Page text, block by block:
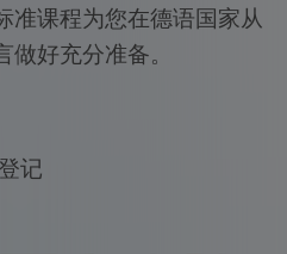
准课程为您在德语国家从
好充分准备。
登记